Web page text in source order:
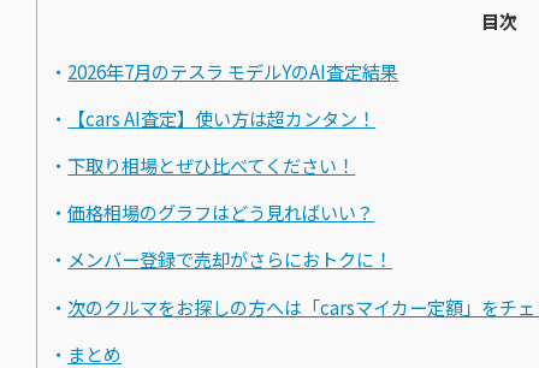
目次
2026年7月のテスラ モデルYのAI査定結果
【cars AI査定】使い方は超カンタン！
下取り相場とぜひ比べてください！
価格相場のグラフはどう見ればいい？
メンバー登録で売却がさらにおトクに！
次のクルマをお探しの方へは「carsマイカー定額」をチ
まとめ